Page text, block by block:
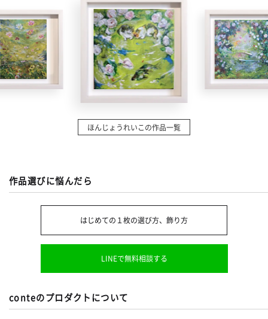
ほんじょうれいこの作品一覧
作品選びに悩んだら
はじめての１枚の選び方、飾り方
LINEで無料相談する
conteのプロダクトについて